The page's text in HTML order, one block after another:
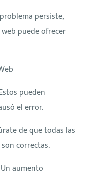
persiste,
puede ofrecer
pueden
el error.
de que todas las
correctas.
aumento